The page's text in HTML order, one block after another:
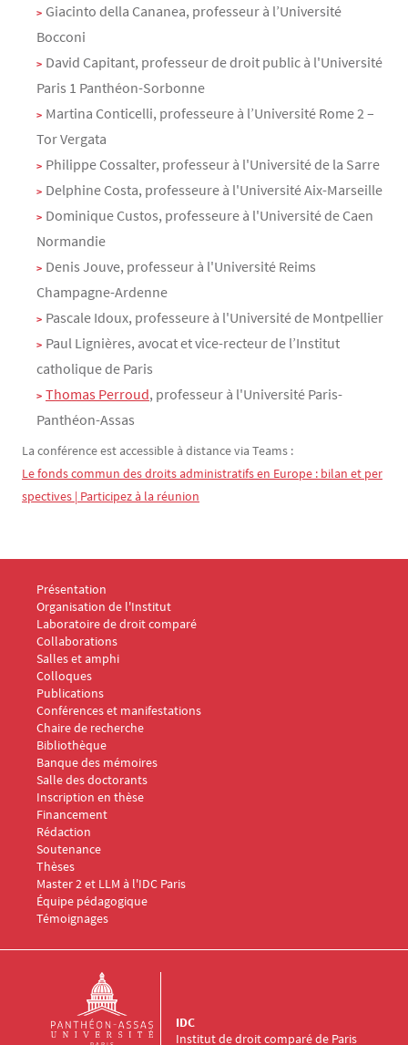
Giacinto della Cananea, professeur à l’Université
Bocconi
David Capitant, professeur de droit public à l'Université
Paris 1 Panthéon-Sorbonne
Martina Conticelli, professeure à l’Université Rome 2 –
Tor Vergata
Philippe Cossalter, professeur à l'Université de la Sarre
Delphine Costa, professeure à l'Université Aix-Marseille
Dominique Custos, professeure à l'Université de Caen
Normandie
Denis Jouve, professeur à l'Université Reims
Champagne-Ardenne
Pascale Idoux, professeure à l'Université de Montpellier
Paul Lignières, avocat et vice-recteur de l’Institut
catholique de Paris
Thomas Perroud, professeur à l'Université Paris-
Panthéon-Assas
La conférence est accessible à distance via Teams :
Le fonds commun des droits administratifs en Europe : bilan et per
spectives | Participez à la réunion
Menu Footer IDC 1
Présentation
Organisation de l'Institut
Laboratoire de droit comparé
Collaborations
Salles et amphi
Menu Footer IDC 2
Colloques
Publications
Conférences et manifestations
Chaire de recherche
Menu Footer IDC 3
Bibliothèque
Banque des mémoires
Menu Footer IDC 4
Salle des doctorants
Inscription en thèse
Financement
Rédaction
Soutenance
Thèses
Menu Footer IDC 5
Master 2 et LLM à l'IDC Paris
Équipe pédagogique
Témoignages
Institut de droit comparé de Paris
IDC